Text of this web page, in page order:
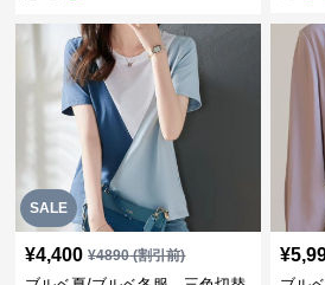
SALE
¥4,400 ¥4890(割引前) ¥